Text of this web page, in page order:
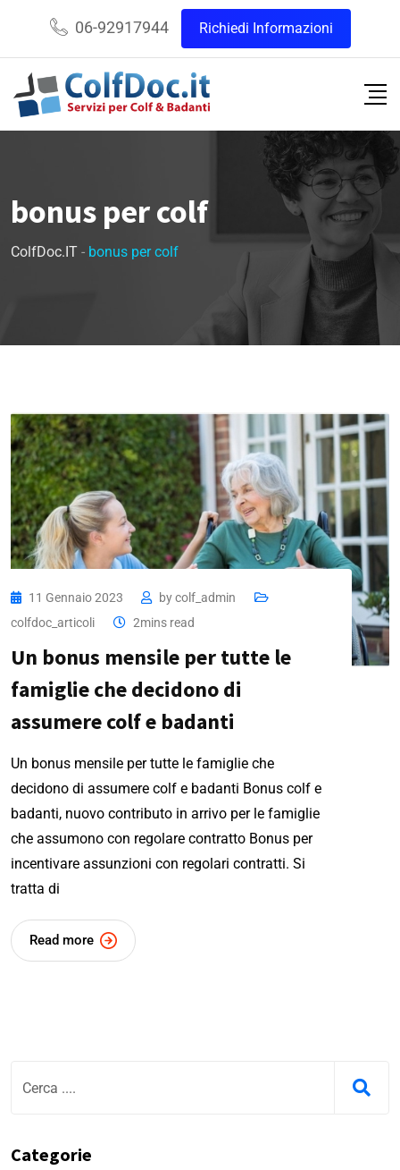
06-92917944 Richiedi Informazioni
bonus per colf
ColfDoc.IT - bonus per colf
11 Gennaio 2023 bycolf_admin
colfdoc_articoli
2mins read
Un bonus mensile per tutte le
famiglie che decidono di
assumere colf e badanti
Un bonus mensile per tutte le famiglie che
decidono di assumere colf e badanti Bonus colf e
badanti, nuovo contributo in arrivo per le famiglie
che assumono con regolare contratto Bonus per
incentivare assunzioni con regolari contratti. Si
tratta di
Read more
Categorie